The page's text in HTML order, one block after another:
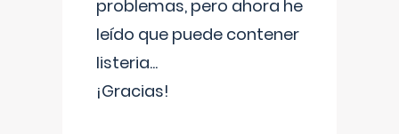
problemas, pero ahora he
leído que puede contener
listeria...
¡Gracias!